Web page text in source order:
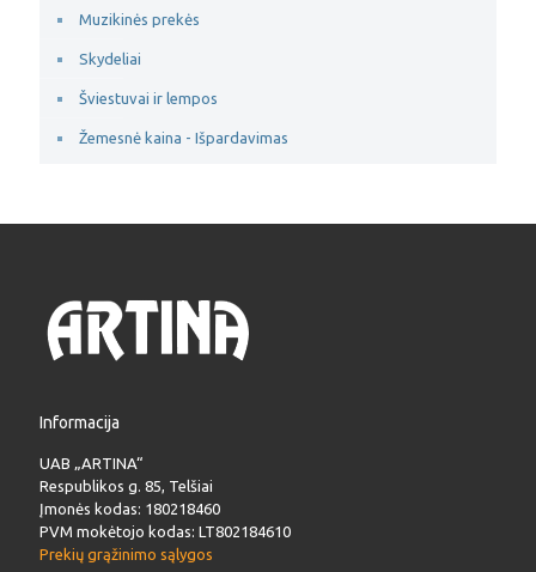
Muzikinės prekės
Skydeliai
Šviestuvai ir lempos
Žemesnė kaina - Išpardavimas
Informacija
UAB „ARTINA“
Respublikos g. 85, Telšiai
Įmonės kodas: 180218460
PVM mokėtojo kodas: LT802184610
Prekių grąžinimo sąlygos